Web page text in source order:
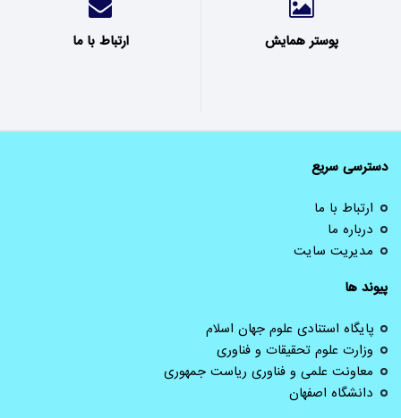
پوستر همایش ارتباط با ما
دسترسی سریع
ارتباط با ما
درباره ما
مدیریت سایت
پیوند ها
پایگاه استنادی علوم جهان اسلام
وزارت علوم تحقیقات و فناوری
معاونت علمی و فناوری ریاست جمهوری
دانشگاه اصفهان